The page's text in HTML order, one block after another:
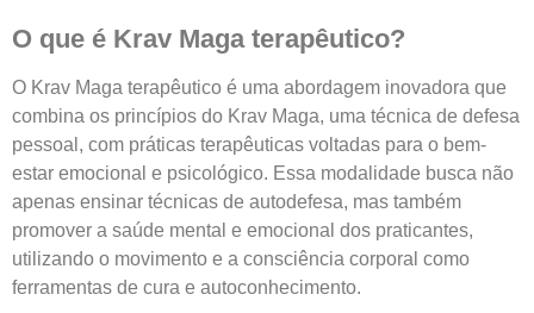
O que é Krav Maga terapêutico?
O Krav Maga terapêutico é uma abordagem inovadora que
combina os princípios do Krav Maga, uma técnica de defesa
pessoal, com práticas terapêuticas voltadas para o bem-
estar emocional e psicológico. Essa modalidade busca não
apenas ensinar técnicas de autodefesa, mas também
promover a saúde mental e emocional dos praticantes,
utilizando o movimento e a consciência corporal como
ferramentas de cura e autoconhecimento.